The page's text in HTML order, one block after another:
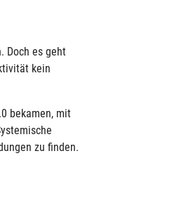
Doch es geht
kein
bekamen, mit
zu finden.